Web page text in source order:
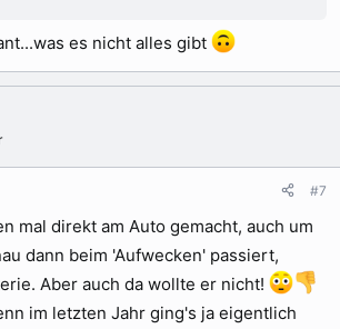
es nicht alles gibt
#7
mal direkt am Auto gemacht, auch um
dann beim 'Aufwecken' passiert,
Aber auch da wollte er nicht!
im letzten Jahr ging's ja eigentlich